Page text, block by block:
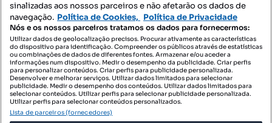
Contacte-nos
SIGA-NOS:
DESCARREGAR NA:
sinalizadas aos nossos parceiros e não afetarão os dados de
navegação. Política de Cookies, Política de Privacidade
Nós e os nossos parceiros tratamos os dados para fornecermos:
Utilizar dados de geolocalização precisos. Procurar ativamente as características
do dispositivo para identificação. Compreender os públicos através de estatísticas
ou combinações de dados de diferentes fontes. Armazenar e/ou aceder a
informações num dispositivo. Medir o desempenho da publicidade. Criar perfis
para personalizar conteúdos. Criar perfis para publicidade personalizada.
Desenvolver e melhorar serviços. Utilizar dados limitados para selecionar
publicidade. Medir o desempenho dos conteúdos. Utilizar dados limitados para
selecionar conteúdos. Utilizar perfis para selecionar publicidade personalizada.
Utilizar perfis para selecionar conteúdos personalizados.
Lista de parceiros (fornecedores)